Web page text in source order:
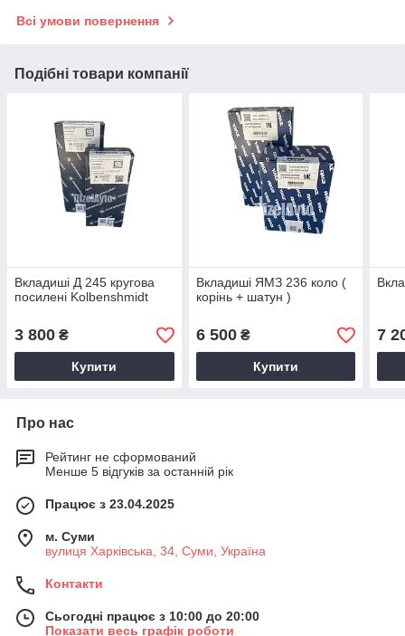
Всі умови повернення
Подібні товари компанії
Вкладиші Д 245 кругова
посилені Kolbenshmidt
3 800 ₴
Купити
Вкладиші ЯМЗ 236 коло (
корінь + шатун )
6 500₴
Купити
7
Про нас
Рейтинг не сформований
Менше 5 відгуків за останній рік
Працює з 23.04.2025
м. Суми
вулиця Харківська, 34, Суми, Україна
Контакти
Сьогодні працює з 10:00 до 20:00
Показати весь графік роботи